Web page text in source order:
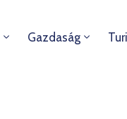
Gazdaság